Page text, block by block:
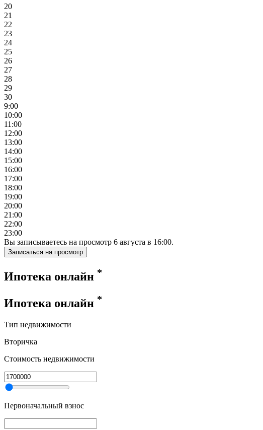
20
21
22
23
24
25
26
27
28
29
30
9:00
10:00
11:00
12:00
13:00
14:00
15:00
16:00
17:00
18:00
19:00
20:00
21:00
22:00
23:00
Вы записываетесь на просмотр 6 августа в 16:00.
Записаться на просмотр
Ипотека онлайн *
Ипотека онлайн *
Тип недвижимости
Вторичка
Стоимость недвижимости
Первоначальный взнос